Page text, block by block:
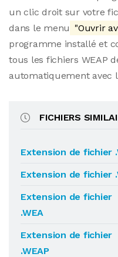
un clic droit sur votre
dans le menu "Ouvrir
programme installé et
tous les fichiers WEAP
automatiquement avec
FICHIERS
Extension de fichier
Extension de fichier
Extension de fichier
.WEA
Extension de fichier
.WEAP